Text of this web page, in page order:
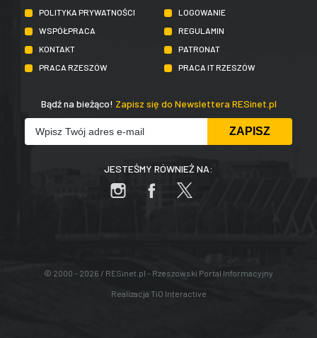
POLITYKA PRYWATNOŚCI
LOGOWANIE
WSPÓŁPRACA
REGULAMIN
KONTAKT
PATRONAT
PRACA RZESZÓW
PRACA IT RZESZÓW
Bądź na bieżąco! Zapisz się do Newslettera RESinet.pl
JESTEŚMY RÓWNIEŻ NA:
© 2000 - 2026 / RESinet.pl - Rzeszowski Portal Informacyjny
Realizacja TiO Interactive